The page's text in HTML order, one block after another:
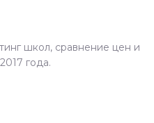
школ, сравнение цен и
года.